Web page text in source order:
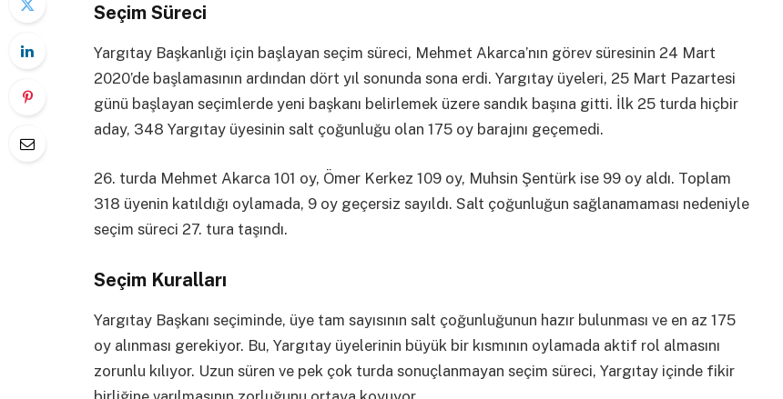
Seçim Süreci
Yargıtay Başkanlığı için başlayan seçim süreci, Mehmet Akarca’nın görev süresinin 24 Mart
2020’de başlamasının ardından dört yıl sonunda sona erdi. Yargıtay üyeleri, 25 Mart Pazartesi
günü başlayan seçimlerde yeni başkanı belirlemek üzere sandık başına gitti. İlk 25 turda hiçbir
aday, 348 Yargıtay üyesinin salt çoğunluğu olan 175 oy barajını geçemedi.
26. turda Mehmet Akarca 101 oy, Ömer Kerkez 109 oy, Muhsin Şentürk ise 99 oy aldı. Toplam
318 üyenin katıldığı oylamada, 9 oy geçersiz sayıldı. Salt çoğunluğun sağlanamaması nedeniyle
seçim süreci 27. tura taşındı.
Seçim Kuralları
Yargıtay Başkanı seçiminde, üye tam sayısının salt çoğunluğunun hazır bulunması ve en az 175
oy alınması gerekiyor. Bu, Yargıtay üyelerinin büyük bir kısmının oylamada aktif rol almasını
zorunlu kılıyor. Uzun süren ve pek çok turda sonuçlanmayan seçim süreci, Yargıtay içinde fikir